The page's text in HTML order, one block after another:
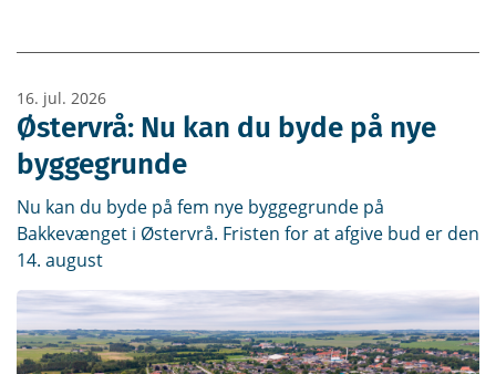
16. jul. 2026
Østervrå: Nu kan du byde på nye
byggegrunde
Nu kan du byde på fem nye byggegrunde på
Bakkevænget i Østervrå. Fristen for at afgive bud er den
14. august